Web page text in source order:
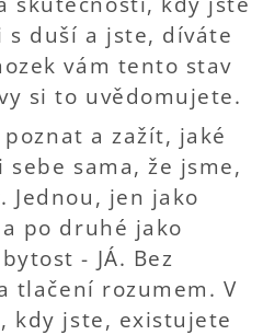
duší a jste, díváte
vám tento stav
si to uvědomujete.
a zažít, jaké
sama, že jsme,
Jednou, jen jako
po druhé jako
- JÁ. Bez
tlačení rozumem. V
kdy jste, existujete